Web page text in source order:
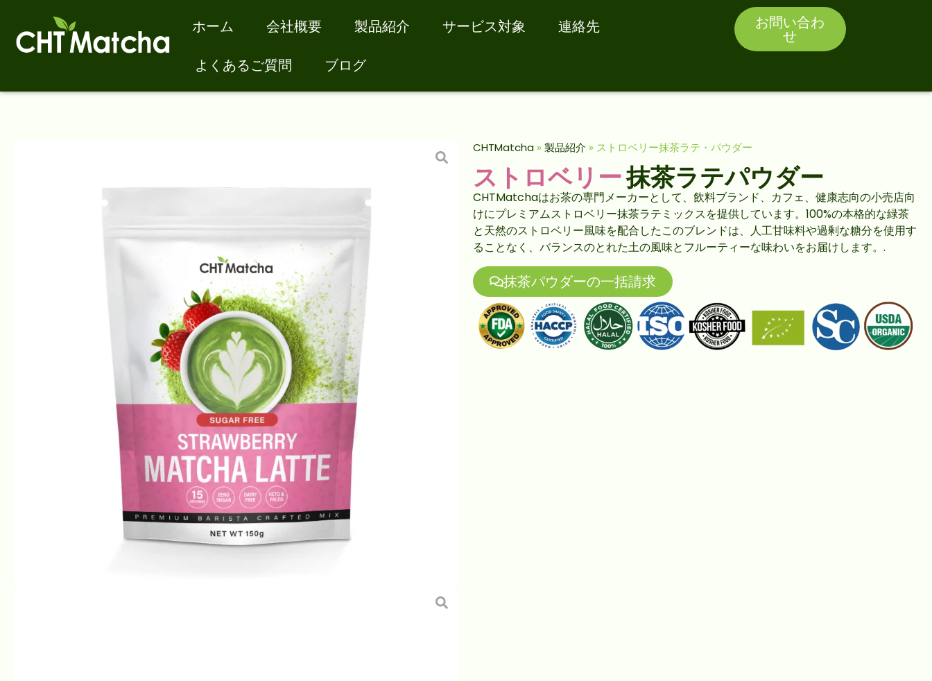
ホーム 会社概要 製品紹介 サービス対象
連絡先
よくあるご質問
ブログ
お問い合わ
せ
CHTMatcha » 製品紹介 » ストロベリー抹茶ラテ・パウダー
ストロベリー抹茶ラテパウダー
CHTMatchaはお茶の専門メーカーとして、飲料ブランド、カフェ、健康志向の小売店向
けにプレミアムストロベリー抹茶ラテミックスを提供しています。100%の本格的な緑茶
と天然のストロベリー風味を配合したこのブレンドは、人工甘味料や過剰な糖分を使用す
ることなく、バランスのとれた土の風味とフルーティーな味わいをお届けします。.
抹茶パウダーの一括請求